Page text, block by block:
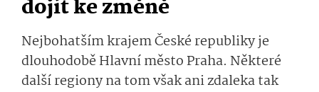
dojít ke změně
Nejbohatším krajem České republiky je
dlouhodobě Hlavní město Praha. Některé
další regiony na tom však ani zdaleka tak